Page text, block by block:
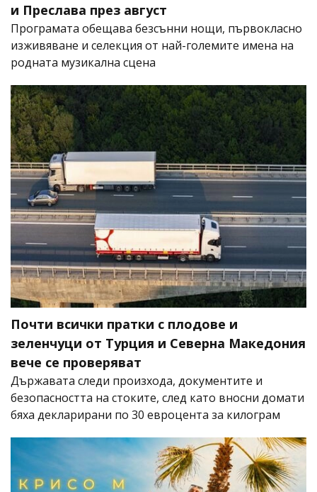
и Преслава през август
Програмата обещава безсънни нощи, първокласно
изживяване и селекция от най-големите имена на
родната музикална сцена
Почти всички пратки с плодове и
зеленчуци от Турция и Северна Македония
вече се проверяват
Държавата следи произхода, документите и
безопасността на стоките, след като вносни домати
бяха декларирани по 30 евроцента за килограм